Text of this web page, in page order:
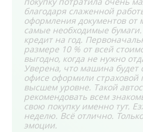
благодаря слаженной
оформления документов от
самые необходимые
кредит на год.
размере 10 % от всей
выгодно, когда не нужно
Уверена, что машина будет
офисе оформили страховой
высшем уровне. Такой
рекомендовать всем
свою покупку именно тут.
неделю. Всё отлично.
эмоции.